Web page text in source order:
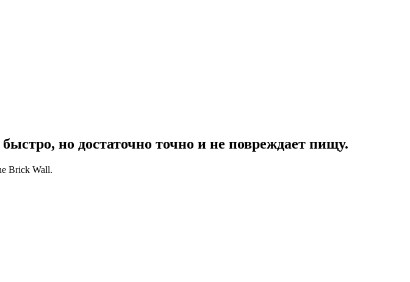
но достаточно точно и не повреждает пищу.
Brick Wall.